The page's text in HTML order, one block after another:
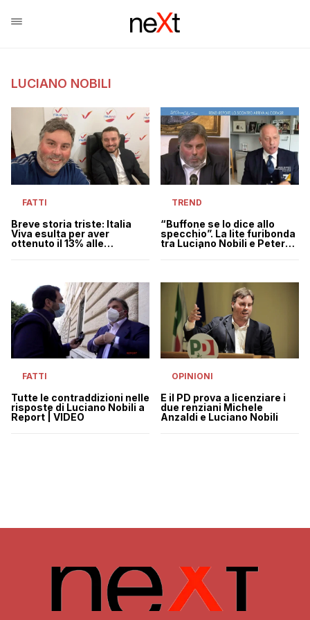
LUCIANO NOBILI
FATTI
Breve storia triste: Italia
Viva esulta per aver
ottenuto il 13% alle
TREND
“Buffone se lo dice allo
specchio”. La lite furibonda
tra Luciano Nobili e Peter
FATTI
Tutte le contraddizioni nelle
risposte di Luciano Nobili a
Report | VIDEO
OPINIONI
E il PD prova a licenziare i
due renziani Michele
Anzaldi e Luciano Nobili